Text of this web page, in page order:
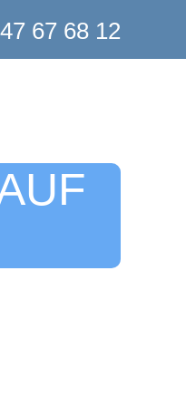
67 68 12